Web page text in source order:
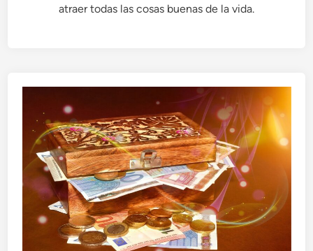
atraer todas las cosas buenas de la vida.